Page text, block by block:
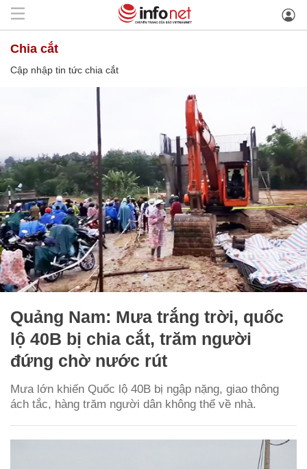
chia cắt
Cập nhập tin tức chia cắt
Quảng Nam: Mưa trắng trời, quốc
lộ 40B bị chia cắt, trăm người
đứng chờ nước rút
Mưa lớn khiến Quốc lộ 40B bị ngập nặng, giao thông
ách tắc, hàng trăm người dân không thể về nhà.